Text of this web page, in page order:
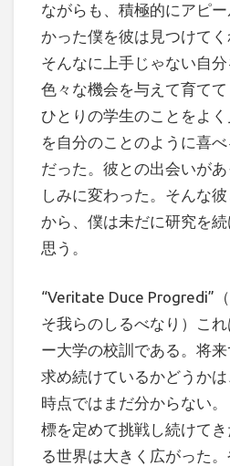
ながらも、積極的にアピ
かった僕を彼は見つけて
そんなに上手じゃない自
色々な機会を与えて育て
ひとりの学生のことをよ
を自分のことのように喜
だった。彼との出会いが
しみに変わった。そんな
から、僕は未だに研究を
思う。
“Veritate Duce Progredi”
そ我らのしるべなり）こ
ー大学の校訓である。将
求め続けているかどうか
時点ではまだ分からない
標を定めて挑戦し続けて
る世界は大きく広がった